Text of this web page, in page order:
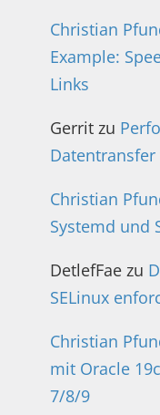
Christian
Example:
Links
Gerrit zu
Datentransfer
Christian
Systemd und
DetlefFae zu
SELinux
Christian
mit Oracle
7/8/9